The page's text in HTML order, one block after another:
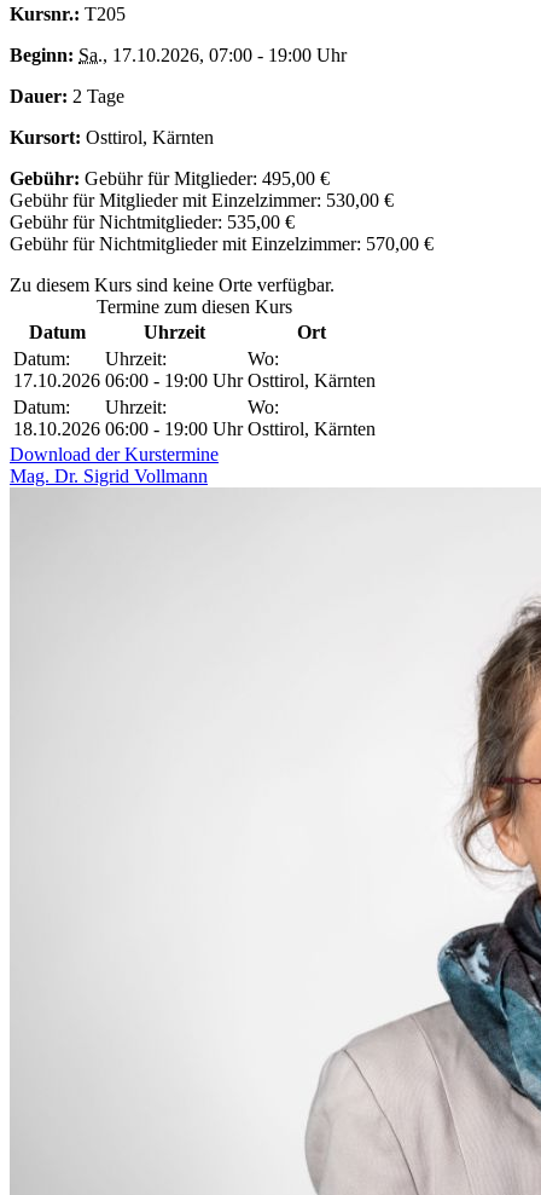
Kursnr.: T205
Beginn: Sa., 17.10.2026, 07:00 - 19:00 Uhr
Dauer: 2 Tage
Kursort: Osttirol, Kärnten
Gebühr: Gebühr für Mitglieder: 495,00 €
Gebühr für Mitglieder mit Einzelzimmer: 530,00 €
Gebühr für Nichtmitglieder: 535,00 €
Gebühr für Nichtmitglieder mit Einzelzimmer: 570,00 €
Zu diesem Kurs sind keine Orte verfügbar.
Termine zum diesen Kurs
Datum
Uhrzeit
Ort
Datum:
17.10.2026
Uhrzeit:
06:00 - 19:00 Uhr
Wo:
Osttirol, Kärnten
Datum:
18.10.2026
Uhrzeit:
06:00 - 19:00 Uhr
Wo:
Osttirol, Kärnten
Download der Kurstermine
Mag. Dr. Sigrid Vollmann